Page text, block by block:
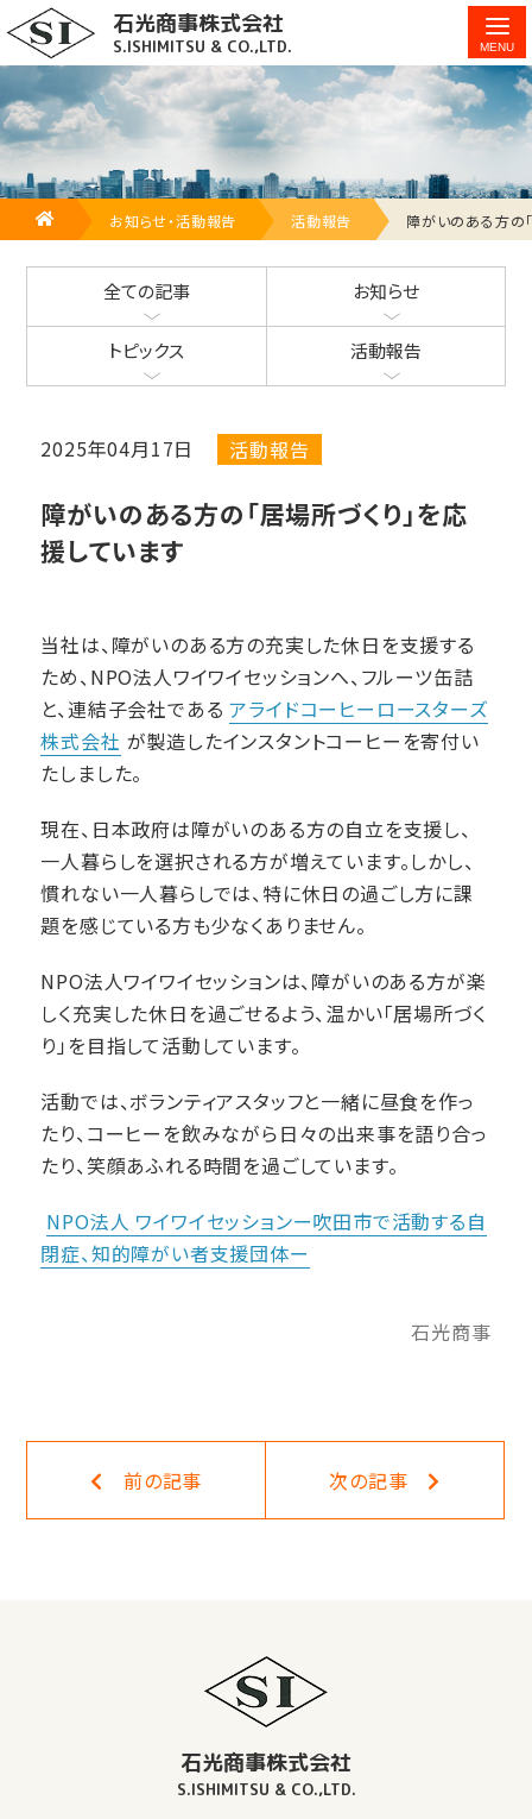
障がいのある方の「居場所づくり」を応援しています
石光商事株式会社
S.ISHIMITSU & CO.,LTD.
HOMEお知らせ・活動報告 活動報告 障がいのある方の
全ての記事 お知らせ
トピックス 活動報告
2025年04月17日 活動報告
障がいのある方の「居場所づくり」を応
援しています
当社は、障がいのある方の充実した休日を支援する
ため、NPO法人ワイワイセッションへ、フルーツ缶詰
と、連結子会社である アライドコーヒーロースターズ
株式会社 が製造したインスタントコーヒーを寄付い
たしました。
現在、日本政府は障がいのある方の自立を支援し、
一人暮らしを選択される方が増えています。しかし、
慣れない一人暮らしでは、特に休日の過ごし方に課
題を感じている方も少なくありません。
NPO法人ワイワイセッションは、障がいのある方が楽
しく充実した休日を過ごせるよう、温かい「居場所づく
り」を目指して活動しています。
活動では、ボランティアスタッフと一緒に昼食を作っ
たり、コーヒーを飲みながら日々の出来事を語り合っ
たり、笑顔あふれる時間を過ごしています。
NPO法人 ワイワイセッションー吹田市で活動する自
閉症、知的障がい者支援団体ー
石光商事
前の記事 次の記事
石光商事株式会社
S.ISHIMITSU & CO.,LTD.